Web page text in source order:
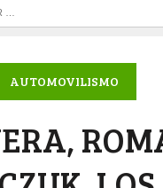
AUTOMOVILISMO